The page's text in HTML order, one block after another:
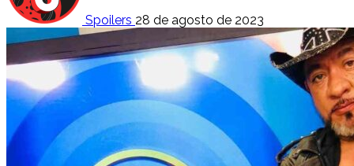
Spoilers 28 de agosto de 2023